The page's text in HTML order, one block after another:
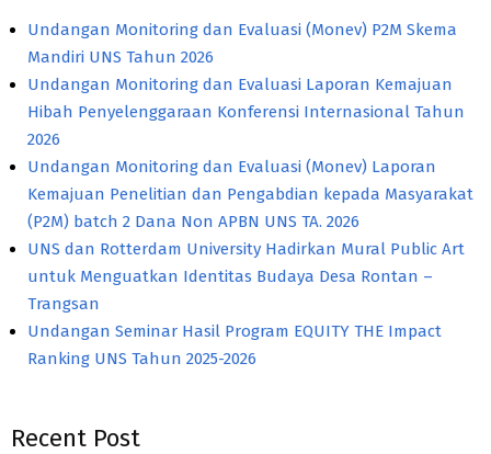
Undangan Monitoring dan Evaluasi (Monev) P2M Skema
Mandiri UNS Tahun 2026
Undangan Monitoring dan Evaluasi Laporan Kemajuan
Hibah Penyelenggaraan Konferensi Internasional Tahun
2026
Undangan Monitoring dan Evaluasi (Monev) Laporan
Kemajuan Penelitian dan Pengabdian kepada Masyarakat
(P2M) batch 2 Dana Non APBN UNS TA. 2026
UNS dan Rotterdam University Hadirkan Mural Public Art
untuk Menguatkan Identitas Budaya Desa Rontan –
Trangsan
Undangan Seminar Hasil Program EQUITY THE Impact
Ranking UNS Tahun 2025-2026
Recent Post